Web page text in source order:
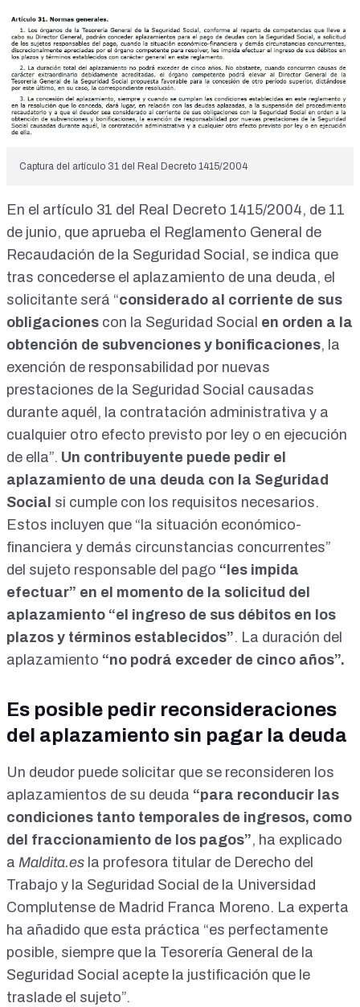
Captura del artículo 31 del Real Decreto 1415/2004
En el artículo 31 del Real Decreto 1415/2004, de 11
de junio, que aprueba el Reglamento General de
Recaudación de la Seguridad Social, se indica que
tras concederse el aplazamiento de una deuda, el
solicitante será “considerado al corriente de sus
obligaciones con la Seguridad Social en orden a la
obtención de subvenciones y bonificaciones, la
exención de responsabilidad por nuevas
prestaciones de la Seguridad Social causadas
durante aquél, la contratación administrativa y a
cualquier otro efecto previsto por ley o en ejecución
de ella”. Un contribuyente puede pedir el
aplazamiento de una deuda con la Seguridad
Social si cumple con los requisitos necesarios.
Estos incluyen que “la situación económico-
financiera y demás circunstancias concurrentes”
del sujeto responsable del pago “les impida
efectuar” en el momento de la solicitud del
aplazamiento “el ingreso de sus débitos en los
plazos y términos establecidos”. La duración del
aplazamiento “no podrá exceder de cinco años”.
Es posible pedir reconsideraciones
del aplazamiento sin pagar la deuda
Un deudor puede solicitar que se reconsideren los
aplazamientos de su deuda “para reconducir las
condiciones tanto temporales de ingresos, como
del fraccionamiento de los pagos”, ha explicado
a Maldita.es la profesora titular de Derecho del
Trabajo y la Seguridad Social de la Universidad
Complutense de Madrid Franca Moreno. La experta
ha añadido que esta práctica “es perfectamente
posible, siempre que la Tesorería General de la
Seguridad Social acepte la justificación que le
traslade el sujeto”.